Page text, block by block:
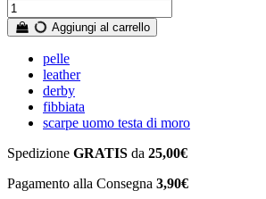
Aggiungi al carrello
pelle
leather
derby
fibbiata
scarpe uomo testa di moro
Spedizione GRATIS da 25,00€
Pagamento alla Consegna 3,90€